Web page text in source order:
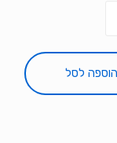
הוספה לסל